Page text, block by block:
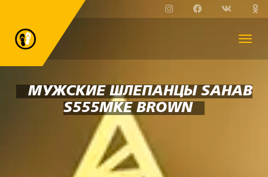
МУЖСКИЕ ШЛЕПАНЦЫ SAHAB
S555MKE BROWN